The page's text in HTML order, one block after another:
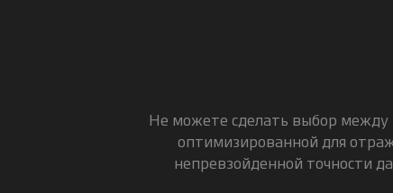
Не можете сделать выбор
оптимизированной для
непревзойденной точности